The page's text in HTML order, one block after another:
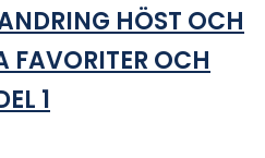
HÖST OCH
FAVORITER OCH
1